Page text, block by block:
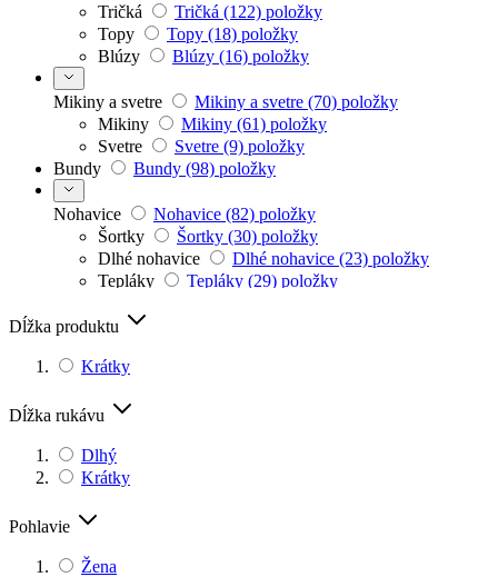
Tričká
Tričká (122) položky
Topy
Topy (18) položky
Blúzy
Blúzy (16) položky
Mikiny a svetre Mikiny a svetre (70) položky
Mikiny
Mikiny (61) položky
Svetre
Svetre (9) položky
Bundy
Bundy (98) položky
Nohavice Nohavice (82) položky
Šortky
Šortky (30) položky
Dlhé nohavice
Dlhé nohavice (23) položky
Tepláky
Tepláky (29) položky
Spodná bielizeň
Dĺžka produktu
Krátky
Dĺžka rukávu
Dlhý
Krátky
Pohlavie
Žena